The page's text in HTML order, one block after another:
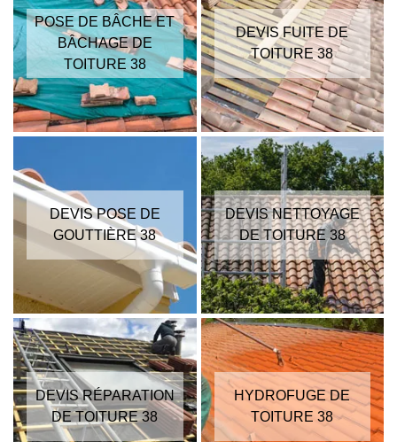
POSE DE BÂCHE ET
BÂCHAGE DE
TOITURE 38
DEVIS FUITE DE
TOITURE 38
DEVIS POSE DE
GOUTTIÈRE 38
DEVIS NETTOYAGE
DE TOITURE 38
DEVIS RÉPARATION
DE TOITURE 38
HYDROFUGE DE
TOITURE 38